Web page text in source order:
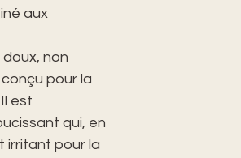
aux
non
pour la
est
qui, en
irritant pour la